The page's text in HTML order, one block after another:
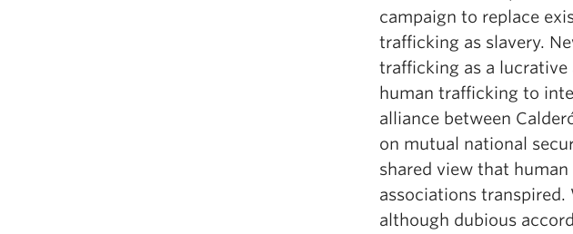
campaign to replace
trafficking as slavery.
trafficking as a
human trafficking to
alliance between
on mutual national
shared view that
associations transpired.
although dubious